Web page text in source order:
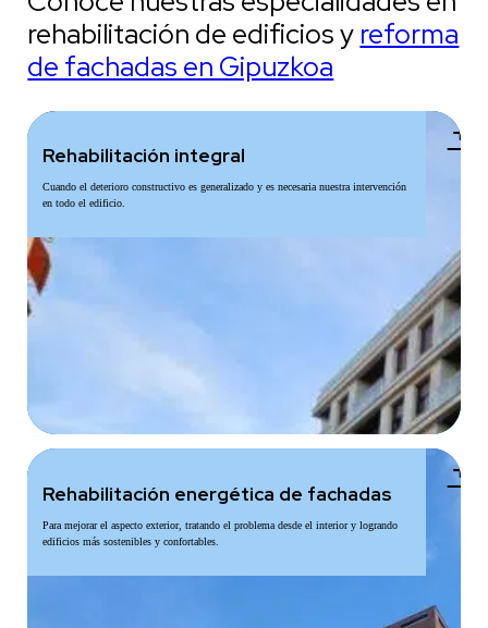
rehabilitación de edificios y reforma
de fachadas en Gipuzkoa
Rehabilitación integral
Cuando el deterioro constructivo es generalizado y es necesaria nuestra intervención
en todo el edificio.
add
Rehabilitación energética de fachadas
Para mejorar el aspecto exterior, tratando el problema desde el interior y logrando
edificios más sostenibles y confortables.
add